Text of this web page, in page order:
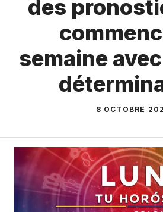
des
semaine
8 OCTOBRE